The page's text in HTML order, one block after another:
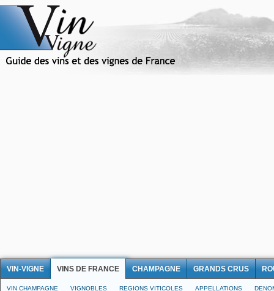
VIN-VIGNE VINS DE FRANCE CHAMPAGNE GRANDS CRUS
VIN CHAMPAGNE VIGNOBLES REGIONS VITICOLES APPELLATIONS